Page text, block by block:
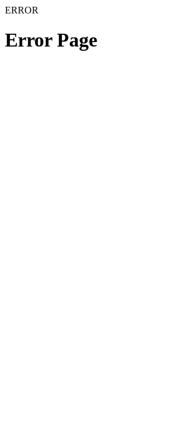
ERROR
Error Page